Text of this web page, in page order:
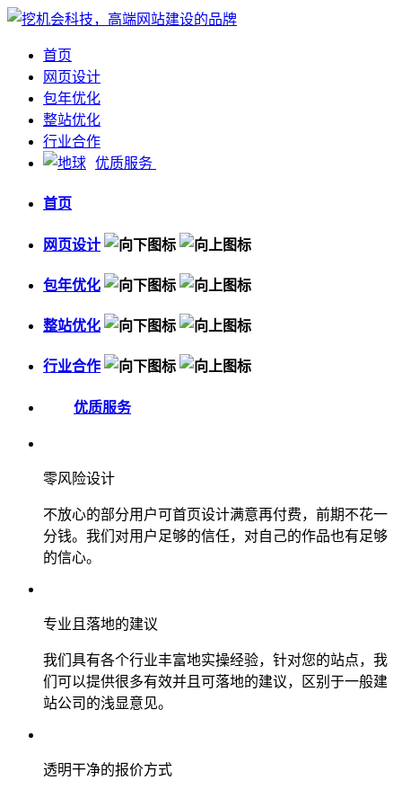
首页
网页设计
包年优化
整站优化
行业合作
优质服务
首页
网页设计
包年优化
整站优化
行业合作
优质服务
零风险设计
不放心的部分用户可首页设计满意再付费，前期不花一
分钱。我们对用户足够的信任，对自己的作品也有足够
的信心。
专业且落地的建议
我们具有各个行业丰富地实操经验，针对您的站点，我
们可以提供很多有效并且可落地的建议，区别于一般建
站公司的浅显意见。
透明干净的报价方式